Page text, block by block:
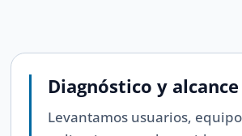
Diagnóstico y alcance
Levantamos usuarios,